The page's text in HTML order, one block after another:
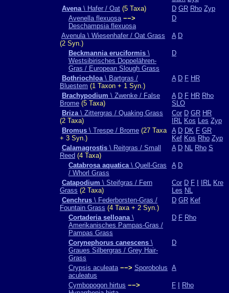
Avena\ Hafer / Oat (5 Taxa) D GR Rho Zyp
Avenella flexuosa −−>
Deschampsia flexuosa
D
Avenula \ Wiesenhafer / Oat Grass
(2 Syn.)
A D
Beckmannia eruciformis \
Westsibirisches Doppelähren-
Gras / European Slough Grass
D
Bothriochloa\ Bartgras /
Bluestem (1 Taxon + 1 Syn.)
A D F HR
Brachypodium \ Zwenke / False
Brome (5 Taxa)
A D F HR Rho
SLO
Briza\ Zittergras / Quaking Grass
(2 Taxa)
Cor D GR HR
IRL Kos Les Zyp
Bromus \ Trespe / Brome (27 Taxa
+ 3 Syn.)
A D DK F GR
Kef Kos Rho Zyp
Calamagrostis \ Reitgras / Small
Reed (4 Taxa)
A D NL Rho S
Catabrosa aquatica\ Quell-Gras
/ Whorl Grass
A D
Catapodium \ Steifgras / Fern
Grass (2 Taxa)
Cor D F IRL Kre
Les NL
Cenchrus \ Federborsten-Gras /
Fountain Grass (4 Taxa + 2 Syn.)
D GR Kef
Cortaderia selloana\
Amerikanisches Pampas-Gras /
Pampas Grass
D F Rho
Corynephorus canescens \
Graues Silbergras / Grey Hair-
Grass
D
Crypsis aculeata −−> Sporobolus
aculeatus
A
Cymbopogon hirtus −−>
F Rho